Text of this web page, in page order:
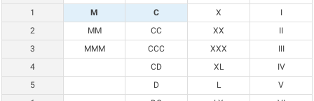
1
M C X
I
2
MM CC XX
II
3
MMM CCC XXX
III
4
CD XL
IV
5
D L
V